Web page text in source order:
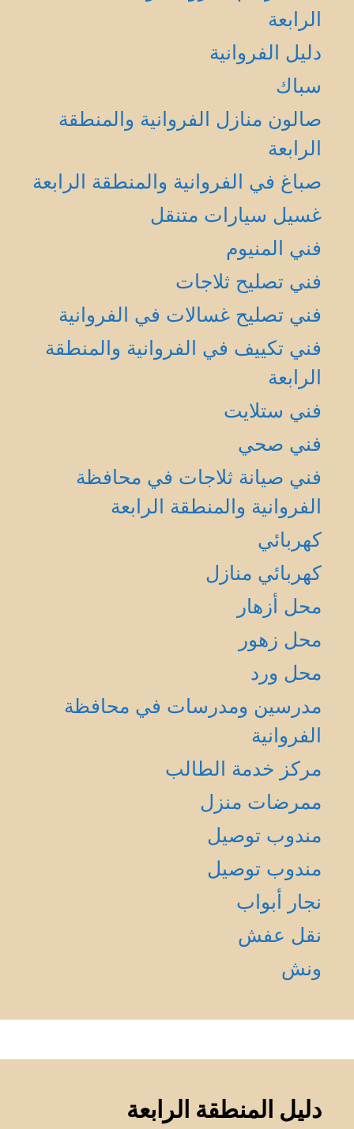
الرابعة
دليل الفروانية
سباك
صالون منازل الفروانية والمنطقة
الرابعة
صباغ في الفروانية والمنطقة الرابعة
غسيل سيارات متنقل
فني المنيوم
فني تصليح ثلاجات
فني تصليح غسالات في الفروانية
فني تكييف في الفروانية والمنطقة
الرابعة
فني ستلايت
فني صحي
فني صيانة ثلاجات في محافظة
الفروانية والمنطقة الرابعة
كهربائي
كهربائي منازل
محل أزهار
محل زهور
محل ورد
مدرسين ومدرسات في محافظة
الفروانية
مركز خدمة الطالب
ممرضات منزل
مندوب توصيل
مندوب توصيل
نجار أبواب
نقل عفش
ونش
دليل المنطقة الرابعة